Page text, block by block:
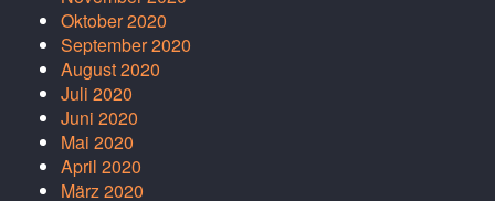
Oktober 2020
September 2020
August 2020
Juli 2020
Juni 2020
Mai 2020
April 2020
März 2020